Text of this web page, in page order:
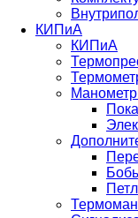
КИПиА
КИПиА